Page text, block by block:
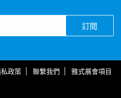
訂閱
私政策 聯繫我們 雅式展會項目